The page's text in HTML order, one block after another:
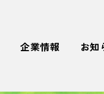
企業情報 お知